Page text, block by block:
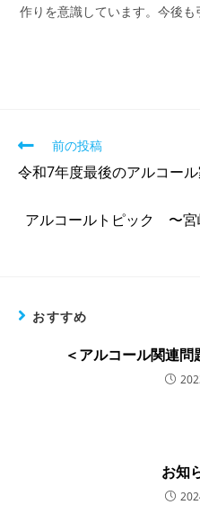
作りを意識しています。今後
前の投稿
令和7年度最後のアルコー
アルコールトピック 〜
おすすめ
＜アルコール関連
お知